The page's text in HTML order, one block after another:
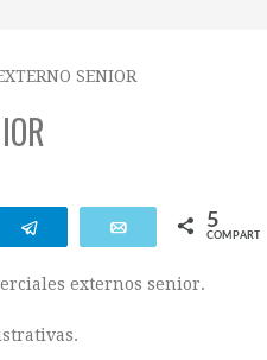
SENIOR
Telegram Email 5
COMPARTIR
externos senior.